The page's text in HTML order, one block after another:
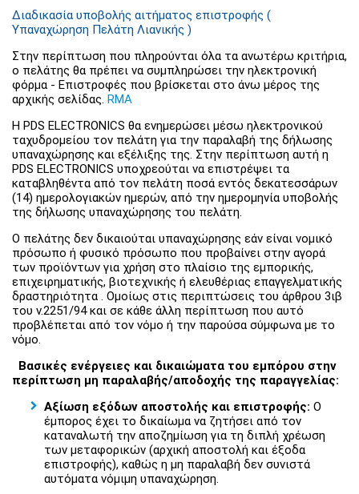
Διαδικασία υποβολής αιτήματος επιστροφής (
Υπαναχώρηση Πελάτη Λιανικής )
Στην περίπτωση που πληρούνται όλα τα ανωτέρω κριτήρια,
ο πελάτης θα πρέπει να συμπληρώσει την ηλεκτρονική
φόρμα - Επιστροφές που βρίσκεται στο άνω μέρος της
αρχικής σελίδας. RMA
Η PDS ELECTRONICS θα ενημερώσει μέσω ηλεκτρονικού
ταχυδρομείου τον πελάτη για την παραλαβή της δήλωσης
υπαναχώρησης και εξέλιξης της. Στην περίπτωση αυτή η
PDS ELECTRONICS υποχρεούται να επιστρέψει τα
καταβληθέντα από τον πελάτη ποσά εντός δεκατεσσάρων
(14) ημερολογιακών ημερών, από την ημερομηνία υποβολής
της δήλωσης υπαναχώρησης του πελάτη.
Ο πελάτης δεν δικαιούται υπαναχώρησης εάν είναι νομικό
πρόσωπο ή φυσικό πρόσωπο που προβαίνει στην αγορά
των προϊόντων για χρήση στο πλαίσιο της εμπορικής,
επιχειρηματικής, βιοτεχνικής ή ελευθέριας επαγγελματικής
δραστηριότητα . Ομοίως στις περιπτώσεις του άρθρου 3ιβ
του ν.2251/94 και σε κάθε άλλη περίπτωση που αυτό
προβλέπεται από τον νόμο ή την παρούσα σύμφωνα με το
νόμο.
Βασικές ενέργειες και δικαιώματα του εμπόρου στην
περίπτωση μη παραλαβής/αποδοχής της παραγγελίας:
Αξίωση εξόδων αποστολής και επιστροφής: Ο
έμπορος έχει το δικαίωμα να ζητήσει από τον
καταναλωτή την αποζημίωση για τη διπλή χρέωση
των μεταφορικών (αρχική αποστολή και έξοδα
επιστροφής), καθώς η μη παραλαβή δεν συνιστά
αυτόματα νόμιμη υπαναχώρηση.